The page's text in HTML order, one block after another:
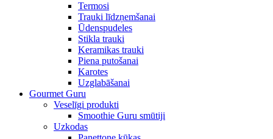
Termosi
Trauki līdzņemšanai
Ūdenspudeles
Stikla trauki
Keramikas trauki
Piena putošanai
Karotes
Uzglabāšanai
Gourmet Guru
Veselīgi produkti
Smoothie Guru smūtiji
Uzkodas